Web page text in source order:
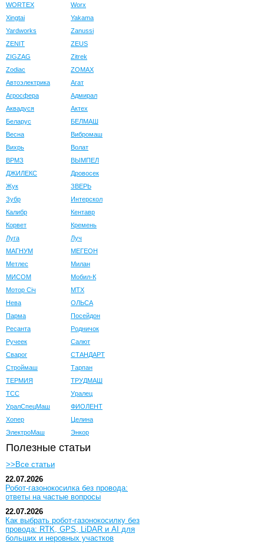
WORTEX
Worx
Xingtai
Yakama
Yardworks
Zanussi
ZENIT
ZEUS
ZIGZAG
Zitrek
Zodiac
ZOMAX
Автоэлектрика
Агат
Агросфера
Адмирал
Аквадуся
Актех
Беларус
БЕЛМАШ
Весна
Вибромаш
Вихрь
Волат
ВРМЗ
ВЫМПЕЛ
ДЖИЛЕКС
Дровосек
Жук
ЗВЕРЬ
Зубр
Интерскол
Калибр
Кентавр
Корвет
Кремень
Луга
Луч
МАГНУМ
МЕГЕОН
Метлес
Милан
МИСОМ
Мобил-К
Мотор Сiч
МТХ
Нева
ОЛЬСА
Парма
Посейдон
Ресанта
Родничок
Ручеек
Салют
Сварог
СТАНДАРТ
Строймаш
Тарпан
ТЕРМИЯ
ТРУДМАШ
ТСС
Уралец
УралСпецМаш
ФИОЛЕНТ
Хопер
Целина
ЭлектроМаш
Энкор
Полезные статьи
>>Все статьи
22.07.2026
Робот-газонокосилка без провода:
ответы на частые вопросы
22.07.2026
Как выбрать робот-газонокосилку без
провода: RTK, GPS, LiDAR и AI для
больших и неровных участков